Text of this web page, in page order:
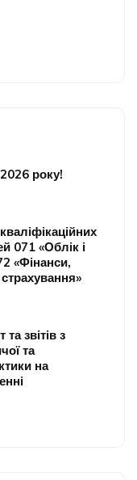
року!
071 «Облік і
«Фінанси,
звітів з
та
на